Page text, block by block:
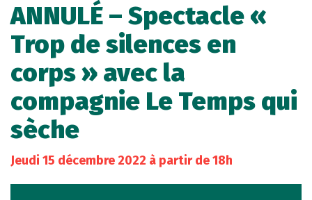
ANNULÉ – Spectacle «
Trop de silences en
corps » avec la
compagnie Le Temps qui
sèche
Jeudi 15 décembre 2022 à partir de 18h